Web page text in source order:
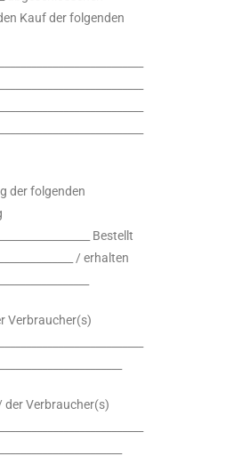
Kauf der folgenden
der folgenden
Bestellt
/ erhalten
Verbraucher(s)
Verbraucher(s)